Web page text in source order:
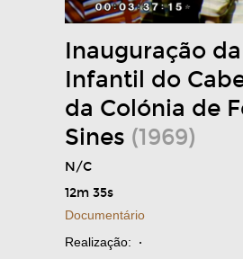
Inauguração
Infantil do
da Colónia de
Sines (1969)
N/C
12m 35s
Documentário
Realização: ·